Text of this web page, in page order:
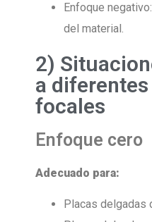
Enfoque
del material.
2)
a
focales
Enfoque cero
Adecuado para:
Placas delgadas